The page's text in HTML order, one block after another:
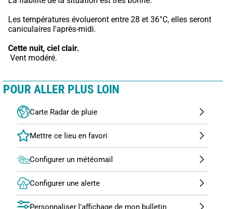
Les températures évolueront entre 28 et 36°C, elles seront
caniculaires l'après-midi.
Cette nuit, ciel clair.
Vent modéré.
POUR ALLER PLUS LOIN
Carte Radar de pluie
Configurer un météomail
Configurer une alerte
Personnaliser l'affichage de mon bulletin